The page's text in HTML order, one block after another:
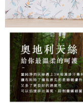
１．透過由恩沛科技股份
易，需依本服務之必要範
２．關於個人資料處理事
https://aftee.tw/terms/
３．未成年的使用者請
「AFTEE先享後付」，
任。
４．使用「AFTEE先享後
時審查核予不同之上限額
請求用戶進行身份認證。
５．嚴禁一人註冊多個
每筆NT$60，滿
每筆NT$80，滿